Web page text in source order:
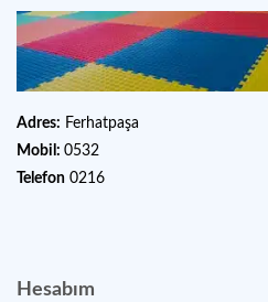
Adres: Ferhatpaşa
Mobil: 0532
Telefon 0216
Hesabım